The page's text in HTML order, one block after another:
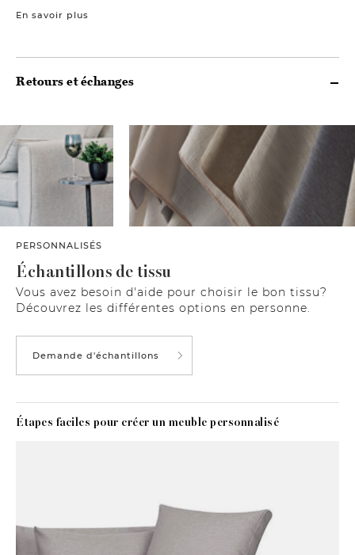
En savoir plus
Retours et échanges
PERSONNALISÉS
Échantillons de tissu
Vous avez besoin d'aide pour choisir le bon tissu?
Découvrez les différentes options en personne.
Demande d'échantillons
Étapes faciles pour créer un meuble personnalisé